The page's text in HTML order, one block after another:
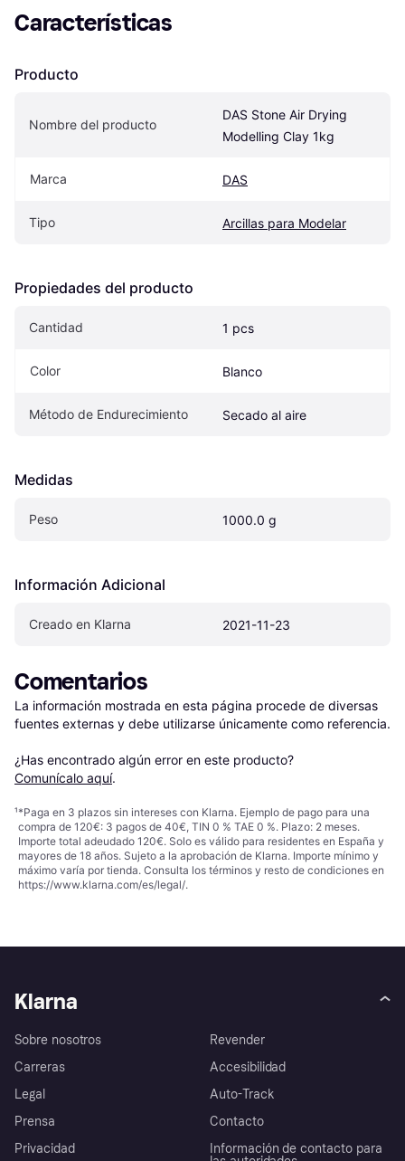
Características
Producto
Nombre del producto
DAS Stone Air Drying
Modelling Clay 1kg
Marca DAS
Tipo Arcillas para Modelar
Propiedades del producto
Cantidad 1 pcs
Color Blanco
Método de Endurecimiento Secado al aire
Medidas
Peso 1000.0 g
Información Adicional
Creado en Klarna 2021-11-23
Comentarios
La información mostrada en esta página procede de diversas
fuentes externas y debe utilizarse únicamente como referencia.
¿Has encontrado algún error en este producto?
Comunícalo aquí.
¹*Paga en 3 plazos sin intereses con Klarna. Ejemplo de pago para una
compra de 120€: 3 pagos de 40€, TIN 0 % TAE 0 %. Plazo: 2 meses.
Importe total adeudado 120€. Solo es válido para residentes en España y
mayores de 18 años. Sujeto a la aprobación de Klarna. Importe mínimo y
máximo varía por tienda. Consulta los términos y resto de condiciones en
https://www.klarna.com/es/legal/.
Klarna
Sobre nosotros
Carreras
Legal
Prensa
Privacidad
Revender
Accesibilidad
Auto-Track
Contacto
Información de contacto para